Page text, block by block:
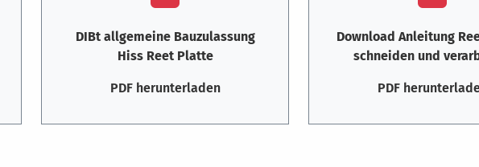
DIBt allgemeine Bauzulassung
Hiss Reet Platte
PDF herunterladen
Download Anleitung
schneiden und
PDF